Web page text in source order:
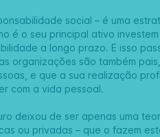
social – é uma
é o seu principal ativo
a longo prazo. E isso
organizações são também
e que a sua realização
com a vida pessoal.
deixou de ser apenas uma
ou privadas – que o fazem